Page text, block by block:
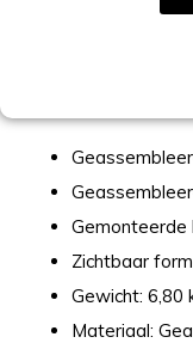
Zichtbaar
Gewicht: 6,80
Materiaal: